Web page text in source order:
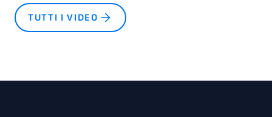
TUTTI I VIDEO